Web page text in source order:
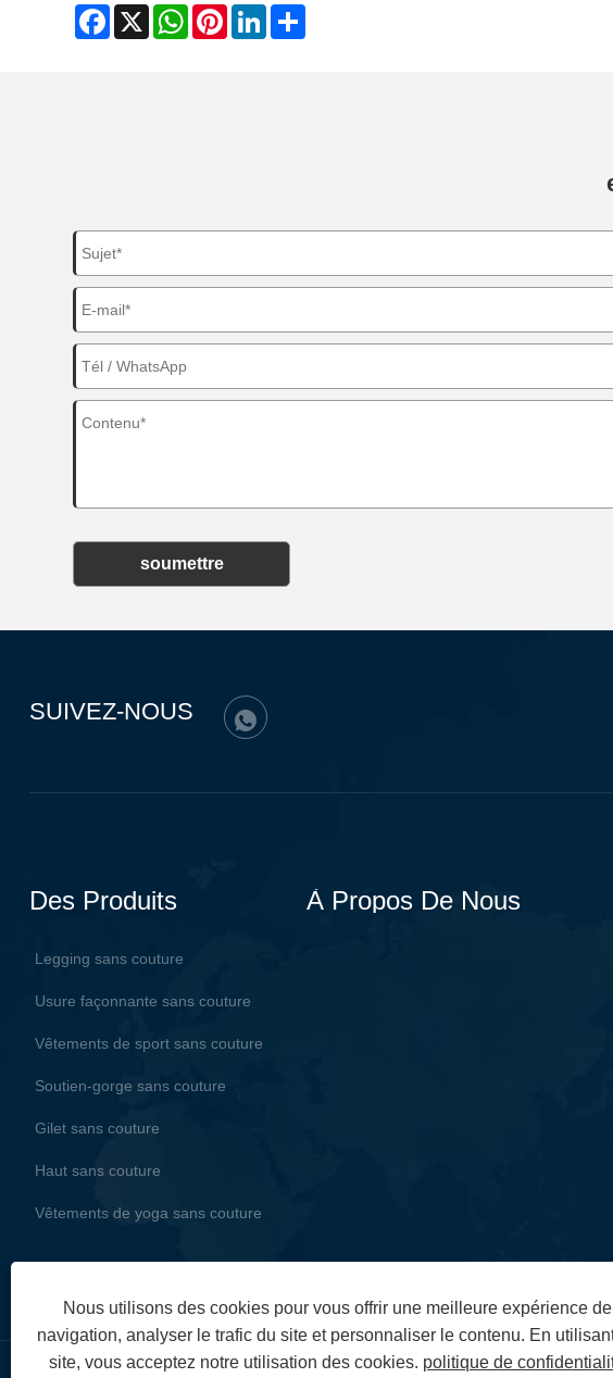
Facebook
X WhatsAppPinterestLinkedIn
soumettre
SUIVEZ-NOUS
Des Produits
Legging sans couture
Usure façonnante sans couture
Vêtements de sport sans couture
Soutien-gorge sans couture
Gilet sans couture
Haut sans couture
Vêtements de yoga sans couture
À Propos De Nous
Copyright © 2024 ZheJiangZhuoGu Clothing Co., Ltd. - Vêtements de yoga sans
Nous utilisons des cookies pour vous offrir une meilleure expérience de
navigation, analyser le trafic du site et personnaliser le contenu. En
site, vous acceptez notre utilisation des cookies. politique de